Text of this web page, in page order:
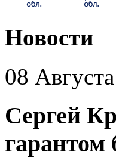
Новости
08
Сергей
гарантом